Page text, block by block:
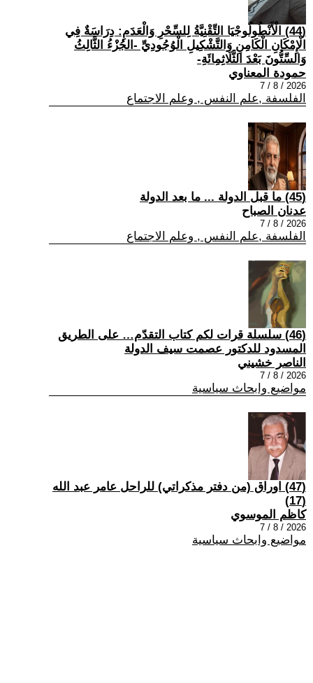
(44) الْأَنْطُولُوجْيَا التِّقْنِيَّةُ لِلسِّحْرِ وَالْعَدَمِ: دِرَاسَةٌ فِي
الْإِمْكَانِ الْكَامِنِ وَالتَّشْكِيلِ الْوُجُودِيِّ -الجُزْءُ الثَّالِثُ
وَالسِّتُّونَ بَعْدَ الثَّلَاثِمِائَةِ-
حمودة المعناوي
2026 / 8 / 7
الفلسفة ,علم النفس , وعلم الاجتماع
(45) ما قبل الدولة ... ما بعد الدولة
عدنان الصباح
2026 / 8 / 7
الفلسفة ,علم النفس , وعلم الاجتماع
(46) سلسلة قرات لكم كتاب التقدّم… على الطريق
المسدود للدكتور عصمت سيف الدولة
الناصر خشيني
2026 / 8 / 7
مواضيع وابحاث سياسية
(47) اوراق (من دفتر مذكراتي) للراحل عامر عبد الله
(17)
كاظم الموسوي
2026 / 8 / 7
مواضيع وابحاث سياسية